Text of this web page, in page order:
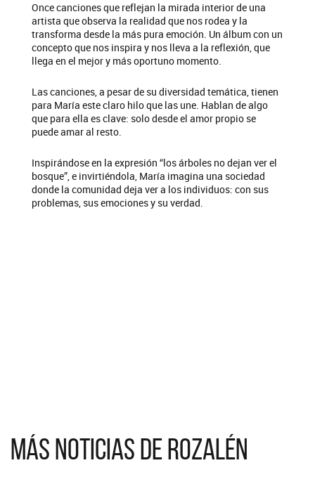
Once canciones que reflejan la mirada interior de una
artista que observa la realidad que nos rodea y la
transforma desde la más pura emoción. Un álbum con un
concepto que nos inspira y nos lleva a la reflexión, que
llega en el mejor y más oportuno momento.
Las canciones, a pesar de su diversidad temática, tienen
para María este claro hilo que las une. Hablan de algo
que para ella es clave: solo desde el amor propio se
puede amar al resto.
Inspirándose en la expresión “los árboles no dejan ver el
bosque”, e invirtiéndola, María imagina una sociedad
donde la comunidad deja ver a los individuos: con sus
problemas, sus emociones y su verdad.
Más noticias de Rozalén